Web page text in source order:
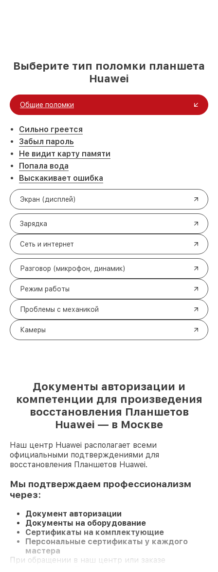
Выберите тип поломки планшета
Huawei
Общие поломки
Сильно греется
Забыл пароль
Не видит карту памяти
Попала вода
Выскакивает ошибка
Экран (дисплей)
Зарядка
Сеть и интернет
Разговор (микрофон, динамик)
Режим работы
Проблемы с механикой
Камеры
Документы авторизации и
компетенции для произведения
восстановления Планшетов
Huawei — в Москве
Наш центр Huawei располагает всеми
официальными подтверждениями для
восстановления Планшетов Huawei.
Мы подтверждаем профессионализм
через:
Документ авторизации
Документы на оборудование
Сертификаты на комплектующие
Персональные сертификаты у каждого
мастера
При обращении в наш центр или заказе